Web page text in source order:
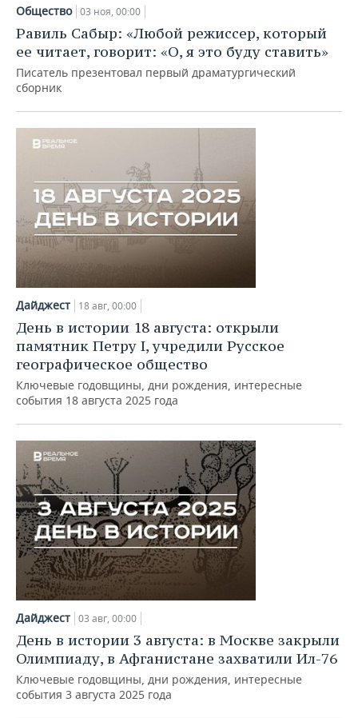
Общество 03 ноя, 00:00
Равиль Сабыр: «Любой режиссер, который
ее читает, говорит: «О, я это буду ставить»
Писатель презентовал первый драматургический
сборник
Дайджест 18 авг, 00:00
День в истории 18 августа: открыли
памятник Петру I, учредили Русское
географическое общество
Ключевые годовщины, дни рождения, интересные
события 18 августа 2025 года
Дайджест 03 авг, 00:00
День в истории 3 августа: в Москве закрыли
Олимпиаду, в Афганистане захватили Ил-76
Ключевые годовщины, дни рождения, интересные
события 3 августа 2025 года